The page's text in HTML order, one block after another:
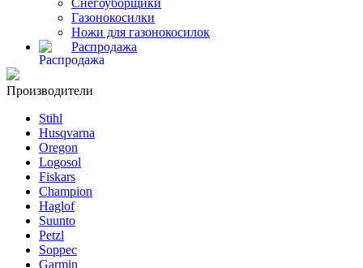
Снегоуборщики
Газонокосилки
Ножи для газонокосилок
Распродажа
Производители
Stihl
Husqvarna
Oregon
Logosol
Fiskars
Champion
Haglof
Suunto
Petzl
Soppec
Garmin